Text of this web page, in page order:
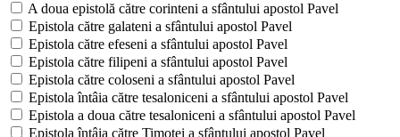
A doua epistolă către corinteni a sfântului apostol Pavel
Epistola către galateni a sfântului apostol Pavel
Epistola către efeseni a sfântului apostol Pavel
Epistola către filipeni a sfântului apostol Pavel
Epistola către coloseni a sfântului apostol Pavel
Epistola întâia către tesaloniceni a sfântului apostol Pavel
Epistola a doua către tesaloniceni a sfântului apostol Pavel
Epistola întâia către Timotei a sfântului apostol Pavel